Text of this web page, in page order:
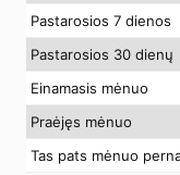
Pastarosios 7 dienos
Pastarosios 30 dienų
Einamasis mėnuo
Praėjęs mėnuo
Tas pats mėnuo